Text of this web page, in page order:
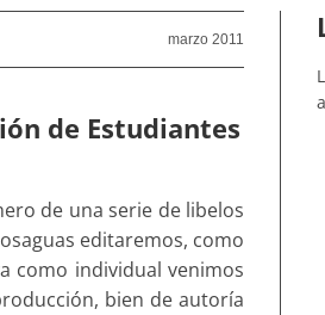
marzo 2011
de Estudiantes
de una serie de libelos
editaremos, como
como individual venimos
bien de autoría